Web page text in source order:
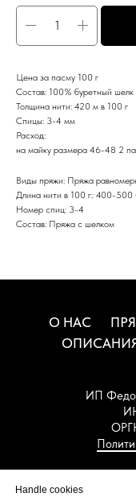
Цена за пасму 100 г
Состав: 100% буретный шелк
Толщина нити: 420 м в 100 г
Спицы: 3-4 мм
Расход:
на майку размера 46-48 2
Виды пряжи: Пряжа
Длина нити в 100 г.: 400-500
Номер спиц: 3-4
Состав: Пряжа с шелком
О НАС
ИП
Handle cookies